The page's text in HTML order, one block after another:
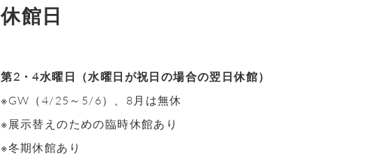
休館日
第2・4水曜日（水曜日が祝日の場合の翌日休館）
※GW（4/25～5/6）、8月は無休
※展示替えのための臨時休館あり
※冬期休館あり